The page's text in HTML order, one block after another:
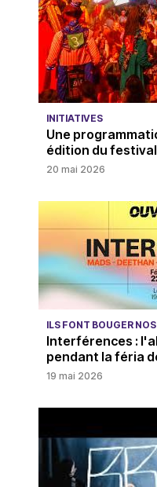
INITIATIVES
Une
édition du
20 mai 2026
ILS FONT BOUGER
Interférences :
pendant la féria
19 mai 2026